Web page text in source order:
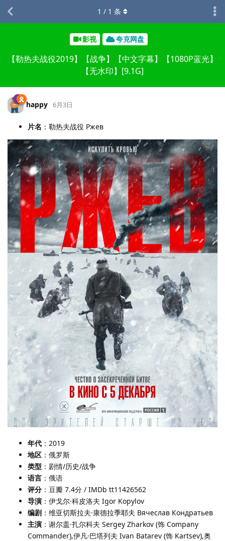
影视 夸克网盘
【勒热夫战役2019】【战争】【中文字幕】【1080P蓝光】
【无水印】[9.1G]
1 / 1 条
happy 6月3日
片名 ：勒热夫战役 Ржев
年代 ：2019
地区 ：俄罗斯
类型 ：剧情/历史/战争
语言 ：俄语
评分 ：豆瓣 7.4分 / IMDb tt11426562
导演 ：伊戈尔·科皮洛夫 Igor Kopylov
编剧 ：维亚切斯拉夫·康德拉季耶夫 Вячеслав Кондратьев
主演 ：谢尔盖·扎尔科夫 Sergey Zharkov (饰 Company
Commander),伊凡·巴塔列夫 Ivan Batarev (饰 Kartsev),奥